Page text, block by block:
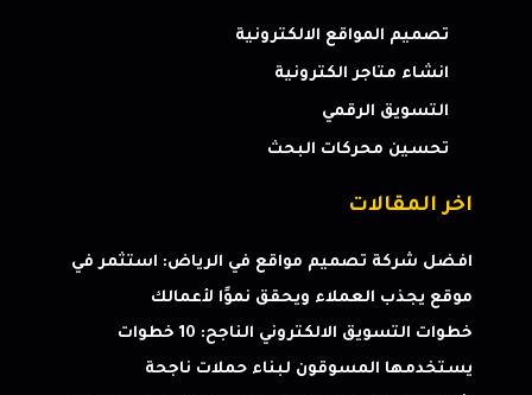
تصميم المواقع الالكترونية
انشاء متاجر الكترونية
التسويق الرقمي
تحسين محركات البحث
اخر المقالات
افضل شركة تصميم مواقع في الرياض: استثمر في
موقع يجذب العملاء ويحقق نموًا لأعمالك
خطوات التسويق الالكتروني الناجح: 10 خطوات
يستخدمها المسوقون لبناء حملات ناجحة